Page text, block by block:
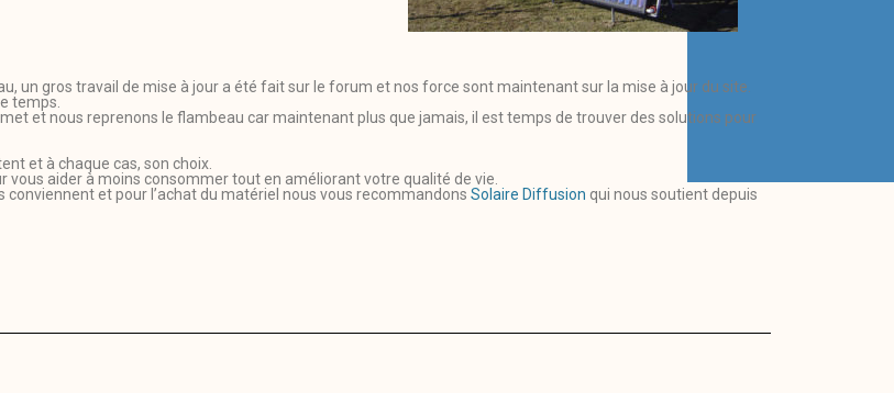
un gros travail de mise à jour a été fait sur le forum et nos force sont maintenant sur la mise à jour du site.
temps.
et nous reprenons le flambeau car maintenant plus que jamais, il est temps de trouver des solutions pour
et à chaque cas, son choix.
aider à moins consommer tout en améliorant votre qualité de vie.
et pour l’achat du matériel nous vous recommandons Solaire Diffusion qui nous soutient depuis